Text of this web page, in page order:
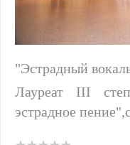
"Эстрадный
Лауреат III
эстрадное